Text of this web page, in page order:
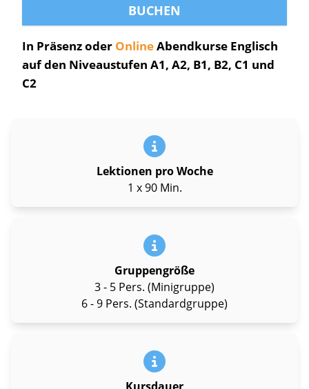
BUCHEN
In Präsenz oder OnlineAbendkurse Englisch
auf den Niveaustufen A1, A2, B1, B2, C1 und
C2
Lektionen pro Woche
1 x 90 Min.
Gruppengröße
3 - 5 Pers. (Minigruppe)
6 - 9 Pers. (Standardgruppe)